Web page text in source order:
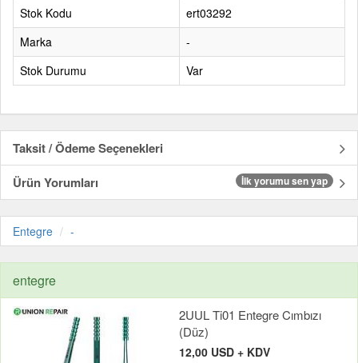
Stok Kodu
ert03292
Marka
-
Stok Durumu
Var
Taksit / Ödeme Seçenekleri
Ürün Yorumları
İlk yorumu sen yap
Entegre -
entegre
2UUL Ti01 Entegre Cımbızı
(Düz)
12,00 USD + KDV